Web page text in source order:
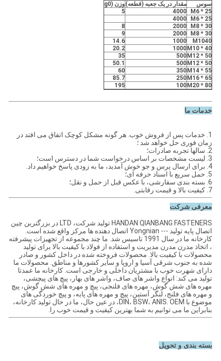
سوس مقدار در یک جعبه (قطعه)وزن (g0
M6 * 25
4000
5
M6 * 25
4000
M8 * 30
2000
8
M8 * 30
2000
9
M1040
1000
14.6
M10 * 40
1000
20.2
M12 * 50
500
35
M12 * 50
500
50.1
M14 * 55
350
60
M16 * 65
250
85.7
M20 * 80
100
195
خدمات ما
1. خدمات پس از فروش خوب. هر گونه مشکل کوچک اتفاق می افتددر
زمان فوری حل خواهد شد؛
2. سالها تجربه صادرات؛
3. لیست مشخصات بر اساس درخواست شما در دسترس است؛
4. برای ارسال پرس و جو خوش آمدید، ما به زودی پاسخ خواهیم داد.
5. حمل سریع با اسناد حرفه ای؛
6. بسته بندی سفارشی، با عکس قبل از حمل و نقل؛
7. کیفیت بالا و قیمت رقابتی.
معرفی شرکت
HANDAN QIANBANG FASTENERS تولید شرکت، LTD
در بزرگترین چین
اتصال پایه تولید --- Yongnian
اتصال دهنده ها مرکز واقع شده است.
کارخانه ما در سال 1991 تاسیس شد. ما چند مجموعه از
تجهیزات پیشرفته
، اتخاذ مدرن مدرن مدیریت و استفاده از فولاد با کیفیت بالا برای تولید
محصولات با کیفیت بالا. محصولات فروخته شده در داخل کشور و صادر
شده به جنوب شرقی آسیا و اروپا و سایر کشورها و مناطق. محصولات ما
دارای شهرت خوب با مشتریان داخلی و خارجی است. کارخانه ما عمدتا
تولید می کند: انواع واشر های صاف، واشر های بهار، پیچ های پیچشی،
مهره های شش گوش، مهره های فلنجی، پیچ و مهره های شش گوش، پیچ
و مهره های فلنج، لنگر آستین، پیچ و مهره های پایه، و پیچ خوردگی های
موضوع با DIN، BSW، ANIS.
OEM، در عین حال، ما در حال تولید کارخانه،
بنابراین ما می توانیم به شما بهترین کیفیت و قیمت خوب را.
بسته بندی و تحویل